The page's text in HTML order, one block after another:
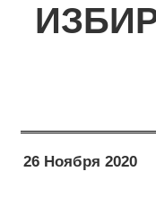
26 Ноября 2020